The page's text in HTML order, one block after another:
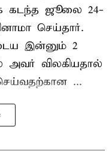
கடந்த ஜூலை 24-
செய்தார்.
இன்னும் 2
விலகியதால்
...